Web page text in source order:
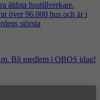
äldsta hustillverkare.
över 96.000 hus och är i
största
Bli medlem i OBOS idag!